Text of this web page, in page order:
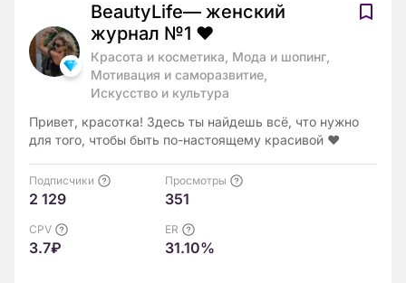
BeautyLife— женский
журнал №1 ❤️
Красота и косметика, Мода и шопинг,
Мотивация и саморазвитие,
Искусство и культура
Привет, красотка! Здесь ты найдешь всё, что нужно
для того, чтобы быть по-настоящему красивой ❤️
Подписчики
2 129
Просмотры
351
CPV
3.7₽
ER
31.10%